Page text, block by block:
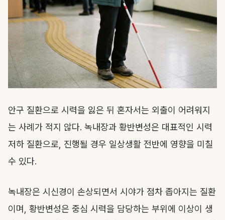
안구 질환으로 시력을 잃은 뒤 혼자서는 외출이 어려워지
는 사례가 적지 않다. 녹내장과 황반변성은 대표적인 시력
저하 질환으로, 진행될 경우 일상생활 전반에 영향을 미칠
수 있다.
녹내장은 시신경이 손상되면서 시야가 점차 좁아지는 질환
이며, 황반변성은 중심 시력을 담당하는 부위에 이상이 생